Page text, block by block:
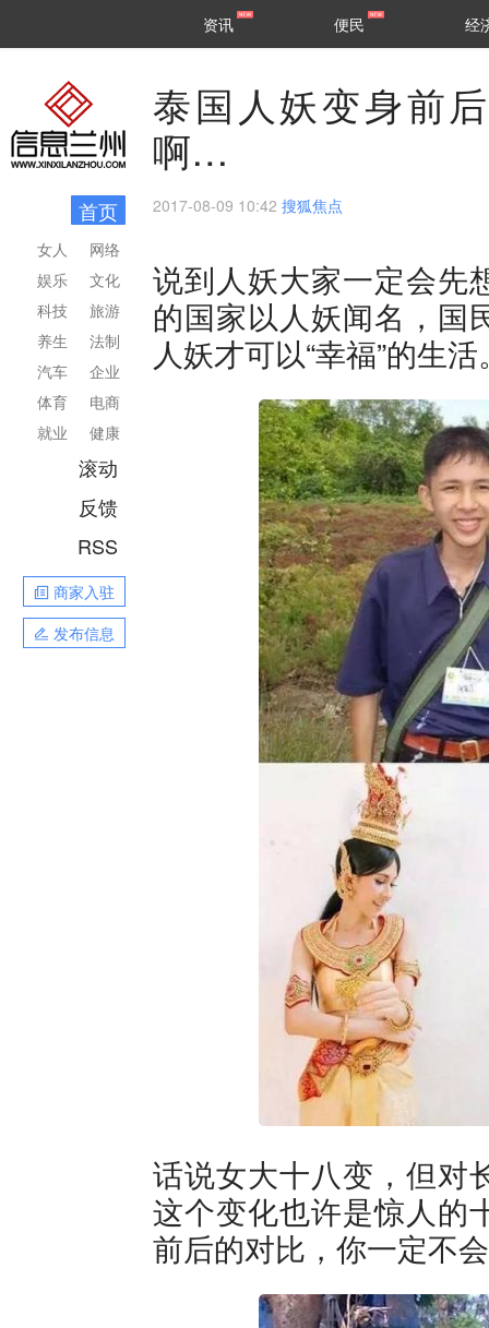
区县
资讯 便民 经
首页
网络
文化
旅游
法制
企业
电商
健康
女人
娱乐
科技
养生
汽车
体育
就业
滚动
反馈
RSS
商家入驻
发布信息
泰国人妖变身前
啊…
2017-08-09 10:42 搜狐焦点
说到人妖大家一定会先
的国家以人妖闻名，国
人妖才可以“幸福”的生活
话说女大十八变，但对
这个变化也许是惊人的
前后的对比，你一定不